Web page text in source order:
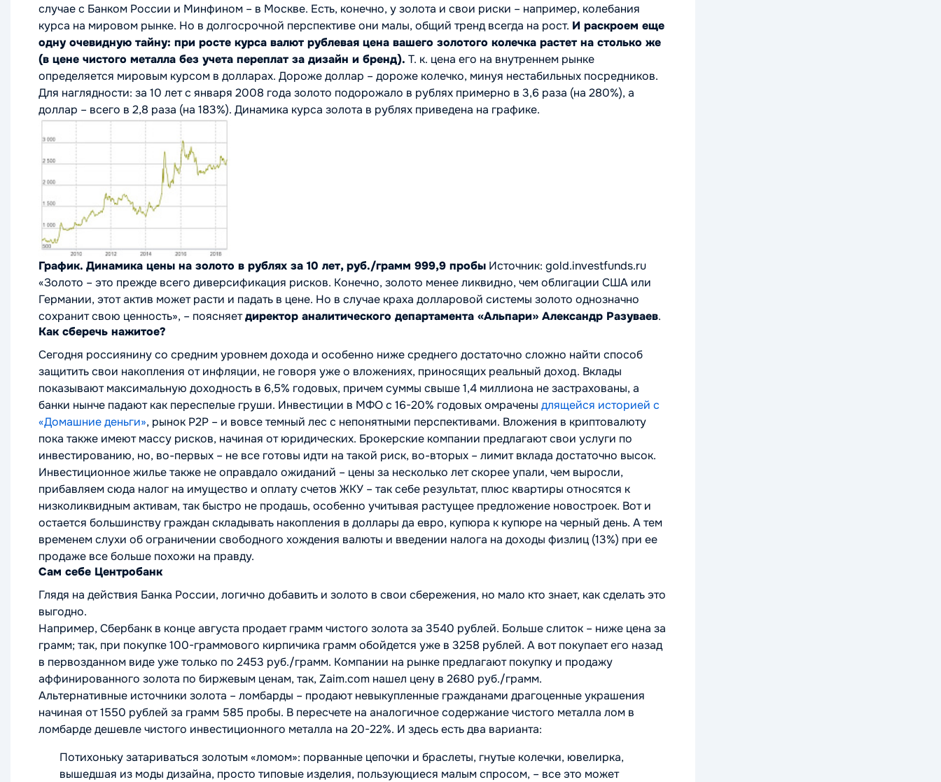
случае с Банком России и Минфином – в Москве. Есть, конечно, у золота и свои риски – например, колебания
курса на мировом рынке. Но в долгосрочной перспективе они малы, общий тренд всегда на рост. И раскроем еще
одну очевидную тайну: при росте курса валют рублевая цена вашего золотого колечка растет на столько же
(в цене чистого металла без учета переплат за дизайн и бренд). Т. к. цена его на внутреннем рынке
определяется мировым курсом в долларах. Дороже доллар – дороже колечко, минуя нестабильных посредников.
Для наглядности: за 10 лет с января 2008 года золото подорожало в рублях примерно в 3,6 раза (на 280%), а
доллар – всего в 2,8 раза (на 183%). Динамика курса золота в рублях приведена на графике.
График. Динамика цены на золото в рублях за 10 лет, руб./грамм 999,9 пробы Источник: gold.investfunds.ru
«Золото – это прежде всего диверсификация рисков. Конечно, золото менее ликвидно, чем облигации США или
Германии, этот актив может расти и падать в цене. Но в случае краха долларовой системы золото однозначно
сохранит свою ценность», – поясняетдиректор аналитического департамента «Альпари» Александр Разуваев.
Как сберечь нажитое?
Сегодня россиянину со средним уровнем дохода и особенно ниже среднего достаточно сложно найти способ
защитить свои накопления от инфляции, не говоря уже о вложениях, приносящих реальный доход. Вклады
показывают максимальную доходность в 6,5% годовых, причем суммы свыше 1,4 миллиона не застрахованы, а
банки нынче падают как переспелые груши. Инвестиции в МФО с 16-20% годовых омрачены длящейся историей с
«Домашние деньги», рынок P2P – и вовсе темный лес с непонятными перспективами. Вложения в криптовалюту
пока также имеют массу рисков, начиная от юридических. Брокерские компании предлагают свои услуги по
инвестированию, но, во-первых – не все готовы идти на такой риск, во-вторых – лимит вклада достаточно высок.
Инвестиционное жилье также не оправдало ожиданий – цены за несколько лет скорее упали, чем выросли,
прибавляем сюда налог на имущество и оплату счетов ЖКУ – так себе результат, плюс квартиры относятся к
низколиквидным активам, так быстро не продашь, особенно учитывая растущее предложение новостроек. Вот и
остается большинству граждан складывать накопления в доллары да евро, купюра к купюре на черный день. А тем
временем слухи об ограничении свободного хождения валюты и введении налога на доходы физлиц (13%) при ее
продаже все больше похожи на правду.
Сам себе Центробанк
Глядя на действия Банка России, логично добавить и золото в свои сбережения, но мало кто знает, как сделать это
выгодно.
Например, Сбербанк в конце августа продает грамм чистого золота за 3540 рублей. Больше слиток – ниже цена за
грамм; так, при покупке 100-граммового кирпичика грамм обойдется уже в 3258 рублей. А вот покупает его назад
в первозданном виде уже только по 2453 руб./грамм. Компании на рынке предлагают покупку и продажу
аффинированного золота по биржевым ценам, так, Zaim.com нашел цену в 2680 руб./грамм.
Альтернативные источники золота – ломбарды – продают невыкупленные гражданами драгоценные украшения
начиная от 1550 рублей за грамм 585 пробы. В пересчете на аналогичное содержание чистого металла лом в
ломбарде дешевле чистого инвестиционного металла на 20-22%. И здесь есть два варианта:
Потихоньку затариваться золотым «ломом»: порванные цепочки и браслеты, гнутые колечки, ювелирка,
вышедшая из моды дизайна, просто типовые изделия, пользующиеся малым спросом, – все это может